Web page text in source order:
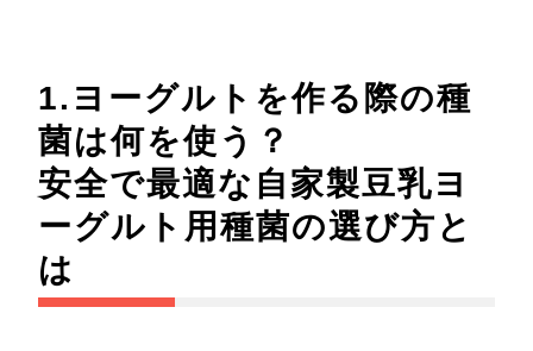
1.ヨーグルトを作る際の種
菌は何を使う？
安全で最適な自家製豆乳ヨ
ーグルト用種菌の選び方と
は